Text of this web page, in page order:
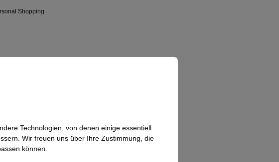
Shopping
Technologien, von denen einige essentiell
Wir freuen uns über Ihre Zustimmung, die
können.